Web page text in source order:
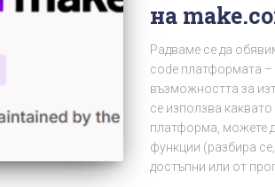
на
Радваме се да
code платформата –
възможността за
се използва
платформа, можете
функции (разбира
достъпни или от